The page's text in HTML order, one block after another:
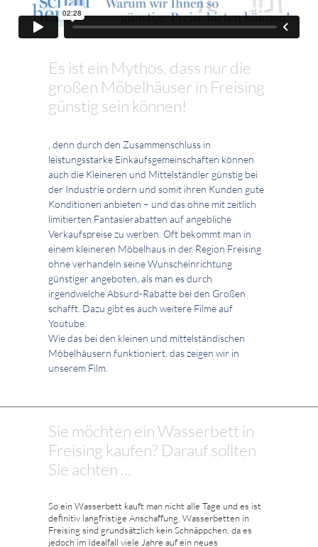
Es ist ein Mythos, dass nur die
großen Möbelhäuser in Freising
günstig sein können!
, denn durch den Zusammenschluss in
leistungsstarke Einkaufsgemeinschaften können
auch die Kleineren und Mittelständler günstig bei
der Industrie ordern und somit ihren Kunden gute
Konditionen anbieten – und das ohne mit zeitlich
limitierten Fantasierabatten auf angebliche
Verkaufspreise zu werben. Oft bekommt man in
einem kleineren Möbelhaus in der Region Freising
ohne verhandeln seine Wunscheinrichtung
günstiger angeboten, als man es durch
irgendwelche Absurd-Rabatte bei den Großen
schafft. Dazu gibt es auch weitere Filme auf
Youtube.
Wie das bei den kleinen und mittelständischen
Möbelhäusern funktioniert, das zeigen wir in
unserem Film.
Sie möchten ein Wasserbett in
Freising kaufen? Darauf sollten
Sie achten ...
So ein Wasserbett kauft man nicht alle Tage und es ist
definitiv langfristige Anschaffung. Wasserbetten in
Freising sind grundsätzlich kein Schnäppchen, da es
jedoch im Idealfall viele Jahre auf ein neues